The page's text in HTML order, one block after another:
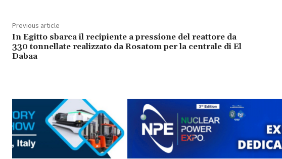
Previous article
In Egitto sbarca il recipiente a pressione del reattore da
330 tonnellate realizzato da Rosatom per la centrale di El
Dabaa